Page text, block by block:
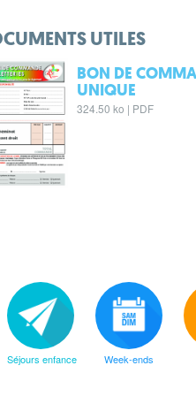
UTILES
BON DE
UNIQUE
324.50 ko | PDF
Séjours enfance Week-ends